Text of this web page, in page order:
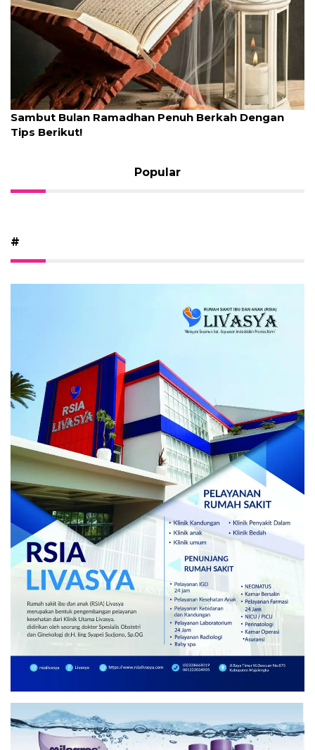
Sambut Bulan Ramadhan Penuh Berkah Dengan
Tips Berikut!
Popular
#